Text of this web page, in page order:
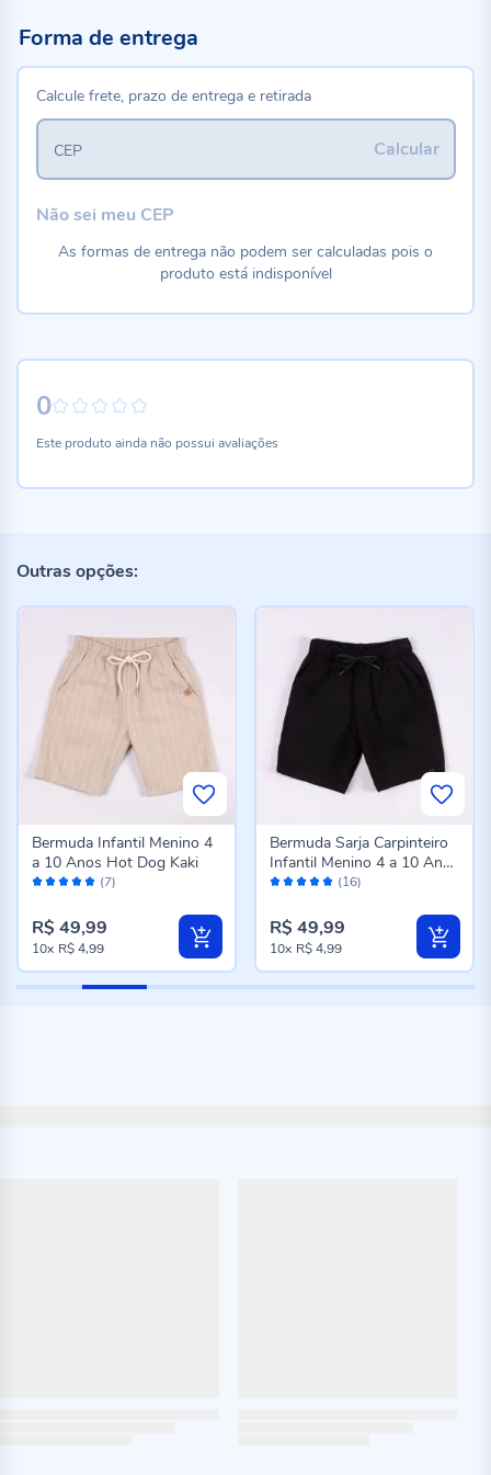
0
Este produto ainda não possui avaliações
Forma de entrega
Calcule frete, prazo de entrega e retirada
Calcular
CEP
Não sei meu CEP
As formas de entrega não podem ser calculadas pois o
produto está indisponível
Outras opções:
Avaliação: (7)
Bermuda Infantil Menino 4
a 10 Anos Hot Dog Kaki
R$ 49,99
10x R$ 4,99
Avaliação: (16)
Bermuda Sarja Carpinteiro
Infantil Menino 4 a 10 Anos
Hot Dog Preto
R$ 49,99
10x R$ 4,99